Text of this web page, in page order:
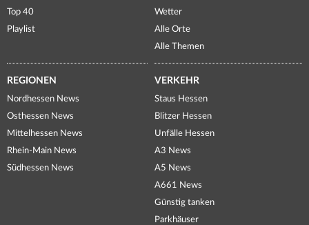
Top 40
Playlist
Wetter
Alle Orte
Alle Themen
REGIONEN
Nordhessen News
Osthessen News
Mittelhessen News
Rhein-Main News
Südhessen News
VERKEHR
Staus Hessen
Blitzer Hessen
Unfälle Hessen
A3 News
A5 News
A661 News
Günstig tanken
Parkhäuser